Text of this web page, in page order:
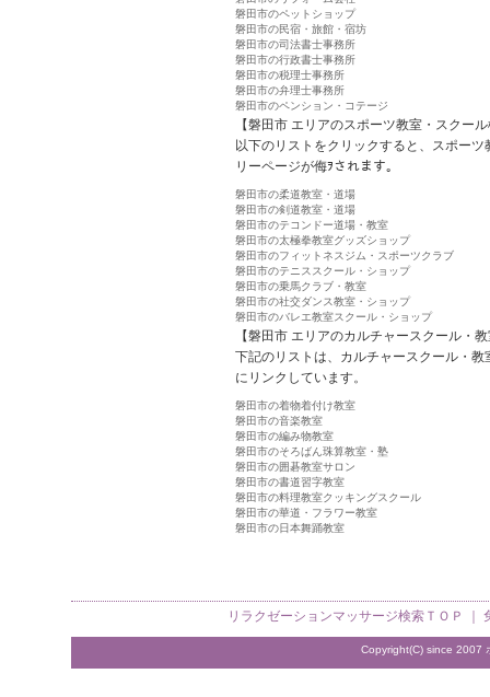
磐田市のペットショップ
磐田市の民宿・旅館・宿坊
磐田市の司法書士事務所
磐田市の行政書士事務所
磐田市の税理士事務所
磐田市の弁理士事務所
磐田市のペンション・コテージ
【磐田市 エリアのスポーツ教室・スクー
以下のリストをクリックすると、スポー
リーページが侮ｦされます。
磐田市の柔道教室・道場
磐田市の剣道教室・道場
磐田市のテコンドー道場・教室
磐田市の太極拳教室グッズショップ
磐田市のフィットネスジム・スポーツクラブ
磐田市のテニススクール・ショップ
磐田市の乗馬クラブ・教室
磐田市の社交ダンス教室・ショップ
磐田市のバレエ教室スクール・ショップ
【磐田市 エリアのカルチャースクール・
下記のリストは、カルチャースクール・
にリンクしています。
磐田市の着物着付け教室
磐田市の音楽教室
磐田市の編み物教室
磐田市のそろばん珠算教室・塾
磐田市の囲碁教室サロン
磐田市の書道習字教室
磐田市の料理教室クッキングスクール
磐田市の華道・フラワー教室
磐田市の日本舞踊教室
リラクゼーションマッサージ検索 ＴＯＰ ｜
Copyright(C) since 2007